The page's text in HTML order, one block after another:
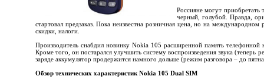
Россияне могут
черный, голубой. Правда,
стартовал предзаказ. Пока неизвестна розничная цена, но на
скидки, налоги.
Производитель снабдил новинку Nokia 105 расширенной память телефонной
Кроме того, он постарался улучшить систему воспроизведения звука
заряде аккумулятор продержится намного дольше (режим разговора – до
Обзор технических характеристик Nokia 105 Dual SIM